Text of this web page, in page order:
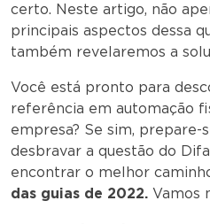
certo. Neste artigo, não
principais aspectos dessa
também revelaremos a
Você está pronto para
referência em automação
empresa? Se sim, prepare-
desbravar a questão do
encontrar o melhor
das guias de 2022. Vamos